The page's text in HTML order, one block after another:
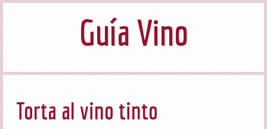
Guía Vino
Torta al vino tinto